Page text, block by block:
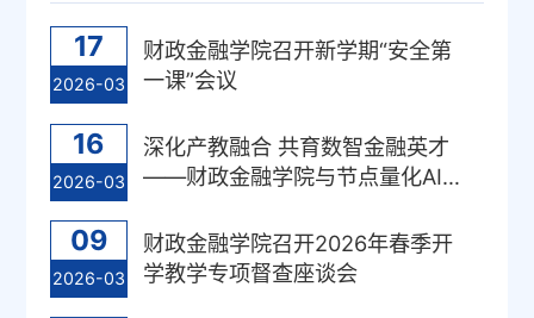
17
2026-03
财政金融学院召开新学期“安全第
一课”会议
16
2026-03
深化产教融合 共育数智金融英才
——财政金融学院与节点量化AI实
径
09
2026-03
财政金融学院召开2026年春季开
学教学专项督查座谈会